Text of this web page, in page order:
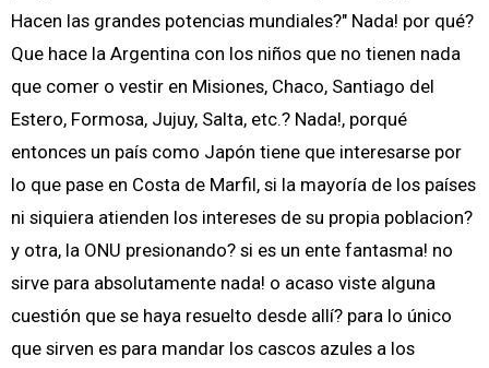
Hacen las grandes potencias mundiales?" Nada! por qué?
Que hace la Argentina con los niños que no tienen nada
que comer o vestir en Misiones, Chaco, Santiago del
Estero, Formosa, Jujuy, Salta, etc.? Nada!, porqué
entonces un país como Japón tiene que interesarse por
lo que pase en Costa de Marfil, si la mayoría de los países
ni siquiera atienden los intereses de su propia poblacion?
y otra, la ONU presionando? si es un ente fantasma! no
sirve para absolutamente nada! o acaso viste alguna
cuestión que se haya resuelto desde allí? para lo único
que sirven es para mandar los cascos azules a los